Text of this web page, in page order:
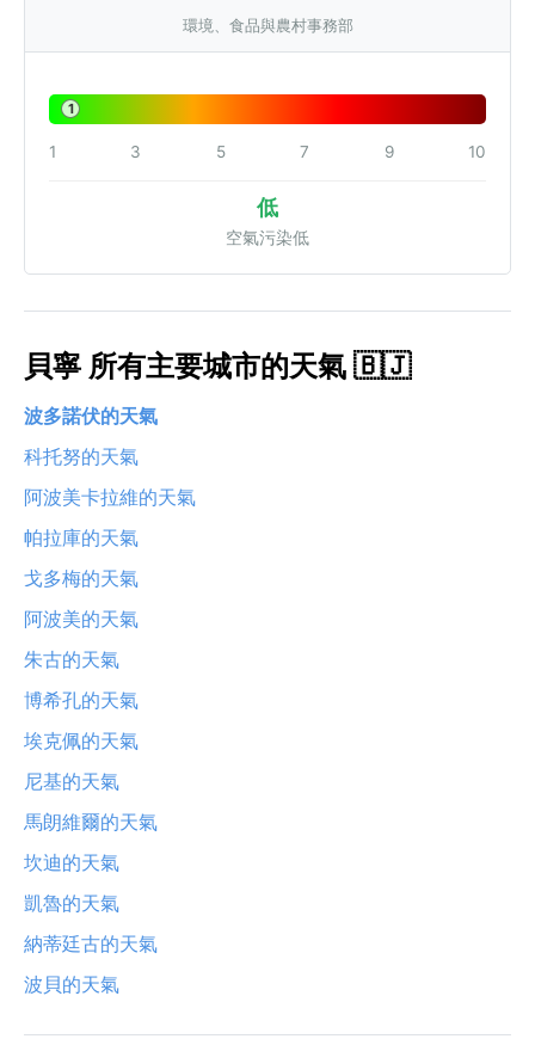
環境、食品與農村事務部
1
1 3 5 7 9 10
低
空氣污染低
貝寧 所有主要城市的天氣 🇧🇯
波多諾伏的天氣
科托努的天氣
阿波美卡拉維的天氣
帕拉庫的天氣
戈多梅的天氣
阿波美的天氣
朱古的天氣
博希孔的天氣
埃克佩的天氣
尼基的天氣
馬朗維爾的天氣
坎迪的天氣
凱魯的天氣
納蒂廷古的天氣
波貝的天氣